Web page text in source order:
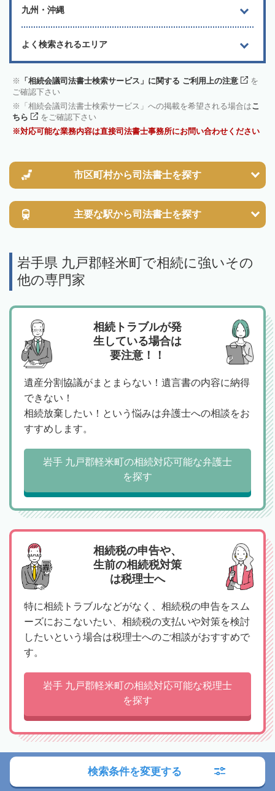
九州・沖縄
よく検索されるエリア
「相続会議司法書士検索サービス」に関する ご利用上の注意
を
ご確認下さい
「相続会議司法書士検索サービス」への掲載を希望される場合はこ
ちら
をご確認下さい
対応可能な業務内容は直接司法書士事務所にお問い合わせください
市区町村から司法書士を探す
主要な駅から司法書士を探す
岩手県 九戸郡軽米町で相続に強いその
他の専門家
相続トラブルが発
生している場合は
要注意！！
遺産分割協議がまとまらない！遺言書の内容に納得
できない！
相続放棄したい！という悩みは弁護士への相談をお
すすめします。
岩手 九戸郡軽米町の相続対応可能な弁護士
を探す
相続税の申告や、
生前の相続税対策
は税理士へ
特に相続トラブルなどがなく、相続税の申告をスム
ーズにおこないたい、相続税の支払いや対策を検討
したいという場合は税理士へのご相談がおすすめで
す。
岩手 九戸郡軽米町の相続対応可能な税理士
を探す
検索条件を変更する